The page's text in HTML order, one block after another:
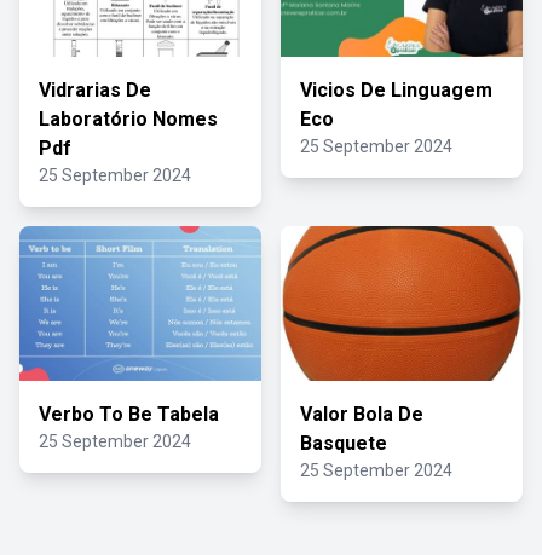
Vidrarias De
Laboratório Nomes
Pdf
25 September 2024
Vicios De Linguagem
Eco
25 September 2024
Verbo To Be Tabela
25 September 2024
Valor Bola De
Basquete
25 September 2024